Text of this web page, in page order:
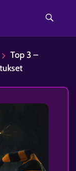
Top 3 –